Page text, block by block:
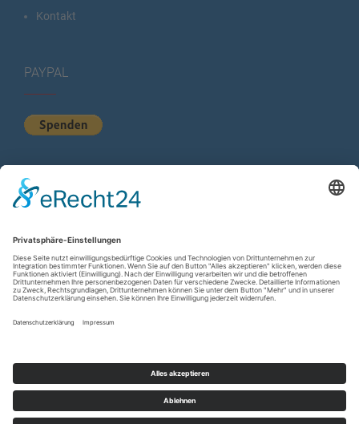
Kontakt
PAYPAL
KURZSTATISTIK
Total Views:617.320
Besucher gesamt:226.871
Gesamt Beiträge:
Copyright © 2026wir-hn.de – wirland.eu. All rights reserved.